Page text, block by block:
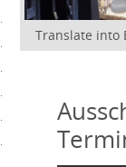
Translate into